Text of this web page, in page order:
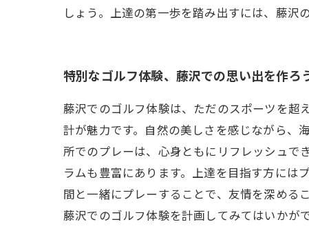
しょう。上達の第一歩を踏み出すには、藤沢
特別なゴルフ体験、藤沢での思い出を作ろ
藤沢でのゴルフ体験は、ただのスポーツを超
計が魅力です。自然の美しさを感じながら、
所でのプレーは、心身ともにリフレッシュで
ラムも豊富にあります。上達を目指す方には
間と一緒にプレーすることで、友情を深める
藤沢でのゴルフ体験を計画してみてはいかが